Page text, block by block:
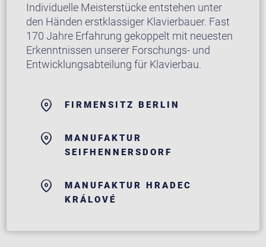
Individuelle Meisterstücke entstehen unter
den Händen erstklassiger Klavierbauer. Fast
170 Jahre Erfahrung gekoppelt mit neuesten
Erkenntnissen unserer Forschungs- und
Entwicklungsabteilung für Klavierbau.
FIRMENSITZ BERLIN
MANUFAKTUR
SEIFHENNERSDORF
MANUFAKTUR HRADEC
KRÁLOVÉ